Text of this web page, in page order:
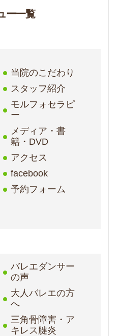
ー一覧
当院のこだわり
スタッフ紹介
モルフォセラピ
ー
メディア・書
籍・DVD
アクセス
facebook
予約フォーム
バレエダンサー
の声
大人バレエの方
へ
三角骨障害・ア
キレス腱炎